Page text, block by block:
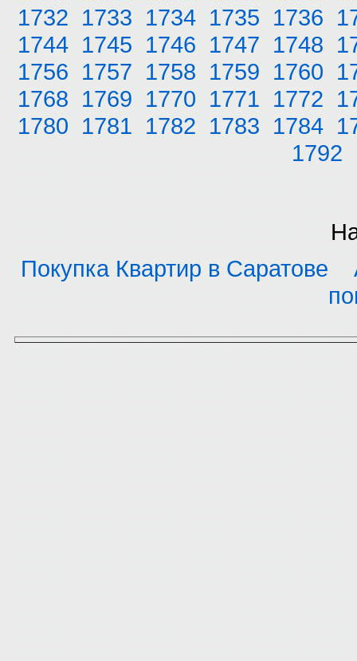
1732 1733 1734 1735 1736
1744 1745 1746 1747 1748
1756 1757 1758 1759 1760
1768 1769 1770 1771 1772
1780 1781 1782 1783 1784
1792
Покупка Квартир в Саратове